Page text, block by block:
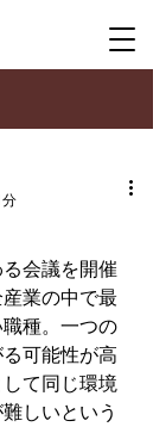
会議を開催
業の中で最
種。一つの
可能性が高
て同じ環境
しいという